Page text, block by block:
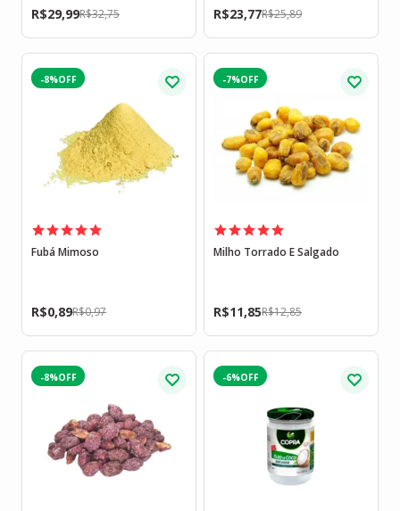
R$32,75
R$29,99 R$25,89
R$23,77
-8%
Fubá Mimoso
R$0,97
R$0,89
-7%
Milho Torrado E Salgado
R$12,85
R$11,85
-8% -6%